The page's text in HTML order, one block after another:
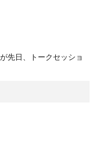
先日、トークセッショ